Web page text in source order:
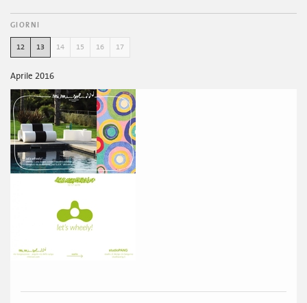
GIORNI
12 13 14 15 16 17
Aprile 2016